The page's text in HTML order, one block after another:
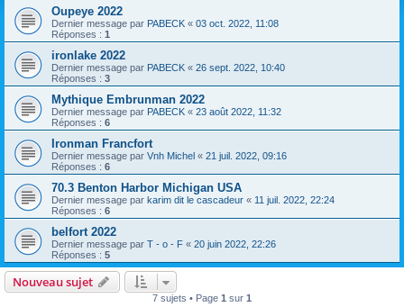
Oupeye 2022
Dernier message par PABECK « 03 oct. 2022, 11:08
Réponses : 1
ironlake 2022
Dernier message par PABECK « 26 sept. 2022, 10:40
Réponses : 3
Mythique Embrunman 2022
Dernier message par PABECK « 23 août 2022, 11:32
Réponses : 6
Ironman Francfort
Dernier message par Vnh Michel « 21 juil. 2022, 09:16
Réponses : 6
70.3 Benton Harbor Michigan USA
Dernier message par karim dit le cascadeur « 11 juil. 2022, 22:24
Réponses : 6
belfort 2022
Dernier message par T - o - F « 20 juin 2022, 22:26
Réponses : 5
Nouveau sujet
7 sujets • Page 1 sur 1